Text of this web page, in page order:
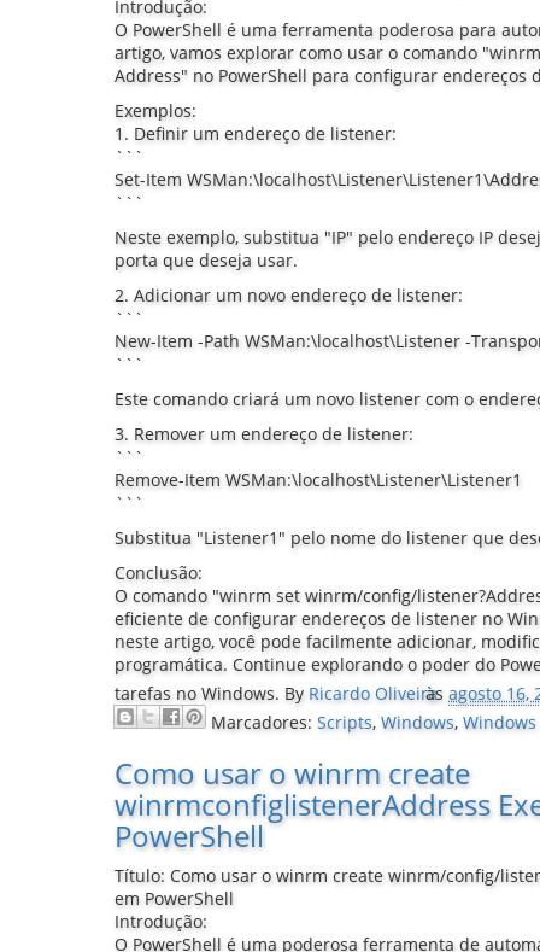
Introdução:
O PowerShell é uma ferramenta poderosa para
artigo, vamos explorar como usar o comando
Address" no PowerShell para configurar endereços
Exemplos:
1. Definir um endereço de listener:
```
Set-Item
```
Neste exemplo, substitua "IP" pelo endereço IP
porta que deseja usar.
2. Adicionar um novo endereço de listener:
```
New-Item -Path WSMan:\localhost\Listener -
```
Este comando criará um novo listener com o
3. Remover um endereço de listener:
```
Remove-Item WSMan:\localhost\Listener\Listener1
```
Substitua "Listener1" pelo nome do listener que
Conclusão:
O comando "winrm set winrm/config/
eficiente de configurar endereços de listener no
neste artigo, você pode facilmente adicionar,
programática. Continue explorando o poder do
tarefas no Windows. By Ricardo Oliveira
às agosto 16,
Marcadores: Scripts, Windows, Windows
Como usar o winrm create
winrmconfiglistenerAddress
PowerShell
Título: Como usar o winrm create winrm/config/
em PowerShell
Introdução:
O PowerShell é uma poderosa ferramenta de